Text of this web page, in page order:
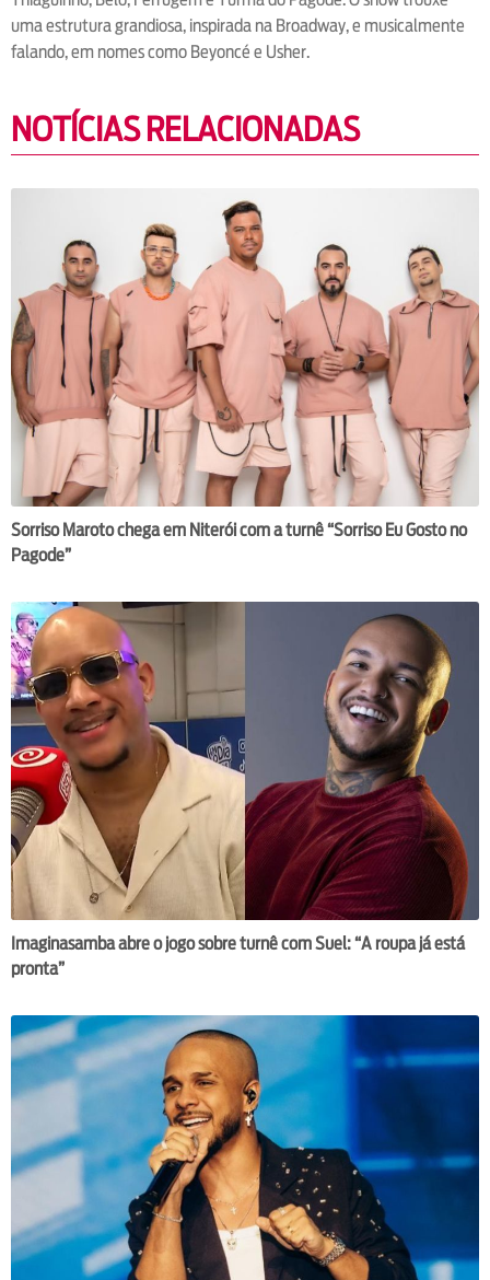
uma estrutura grandiosa, inspirada na Broadway, e musicalmente
falando, em nomes como Beyoncé e Usher.
NOTÍCIAS RELACIONADAS
Sorriso Maroto chega em Niterói com a turnê “Sorriso Eu Gosto no
Pagode”
Imaginasamba abre o jogo sobre turnê com Suel: “A roupa já está
pronta”